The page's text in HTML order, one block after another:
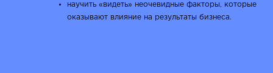
научить «видеть» неочевидные факторы, которые
оказывают влияние на результаты бизнеса.